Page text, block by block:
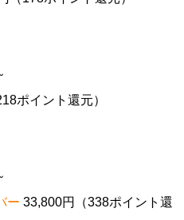
ポイント還元）
ー 33,800円（338ポイント還